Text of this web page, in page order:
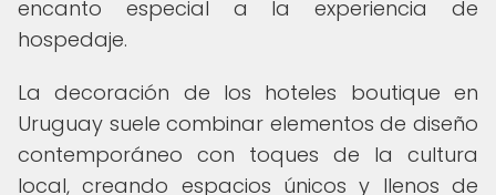
encanto especial a la experiencia de
hospedaje.
La decoración de los hoteles boutique en
Uruguay suele combinar elementos de diseño
contemporáneo con toques de la cultura
local, creando espacios únicos y llenos de